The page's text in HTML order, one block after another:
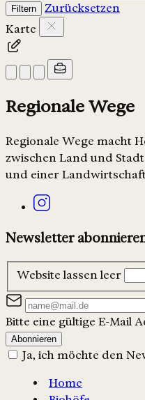
Filtern
Zurücksetzen
Karte
Regionale Wege
Regionale Wege macht
zwischen Land und
und einer
Newsletter
Website lassen leer
Bitte eine gültige E-Mail
Abonnieren
Ja, ich möchte den
Home